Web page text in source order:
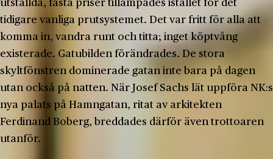
utställda, fasta priser tillämpades istället för det
tidigare vanliga prutsystemet. Det var fritt för alla att
komma in, vandra runt och titta; inget köptvång
existerade. Gatubilden förändrades. De stora
skyltfönstren dominerade gatan inte bara på dagen
utan också på natten. När Josef Sachs lät uppföra NK:s
nya palats på Hamngatan, ritat av arkitekten
Ferdinand Boberg, breddades därför även trottoaren
utanför.